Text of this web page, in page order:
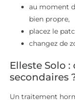
au moment
bien propre,
placez le
changez de
Elleste Solo
secondaires
Un traitement